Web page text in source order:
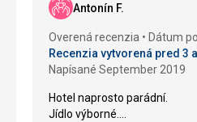
Antonín F.
Overená recenzia
Dátum
Recenzia vytvorená pred 3
Napísané September 2019
Hotel naprosto parádní.
Jídlo výborné.